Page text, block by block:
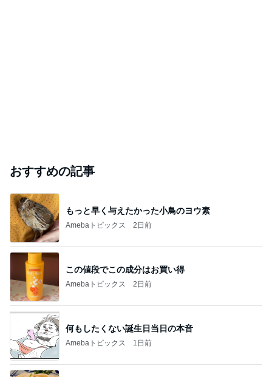
おすすめの記事
もっと早く与えたかった小鳥のヨウ素
Amebaトピックス 2日前
この値段でこの成分はお買い得
Amebaトピックス 2日前
何もしたくない誕生日当日の本音
Amebaトピックス 1日前